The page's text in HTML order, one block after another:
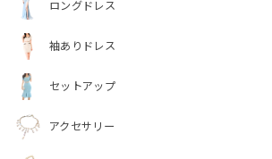
ロングドレス
袖ありドレス
セットアップ
アクセサリー